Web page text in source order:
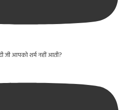
जी आपको शर्म नहीं आती?